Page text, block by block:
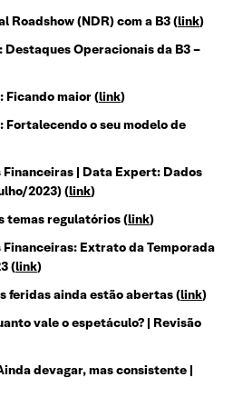
Roadshow (NDR) com a B3 (link)
Operacionais da B3 –
Ficando maior (link)
Fortalecendo o seu modelo de
| Data Expert: Dados
2023) (link)
temas regulatórios (link)
Extrato da Temporada
(link)
feridas ainda estão abertas (link)
vale o espetáculo? | Revisão
devagar, mas consistente |